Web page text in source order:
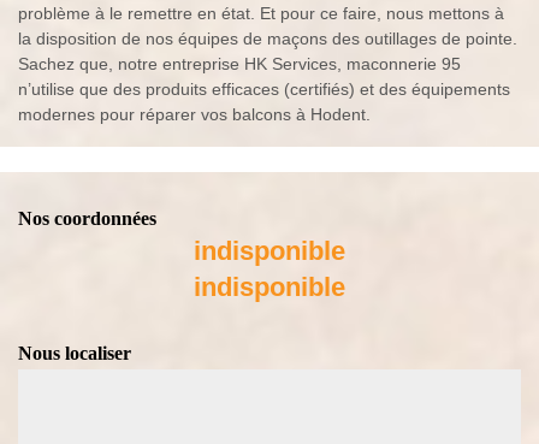
problème à le remettre en état. Et pour ce faire, nous mettons à
la disposition de nos équipes de maçons des outillages de pointe.
Sachez que, notre entreprise HK Services, maconnerie 95
n’utilise que des produits efficaces (certifiés) et des équipements
modernes pour réparer vos balcons à Hodent.
Nos coordonnées
indisponible
indisponible
Nous localiser